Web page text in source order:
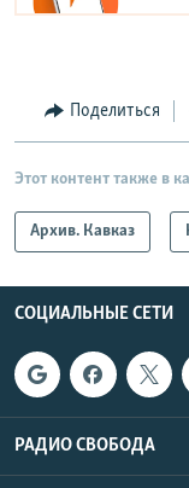
Поделиться
Этот контент также в
Архив. Кавказ
СОЦИАЛЬНЫЕ СЕТИ
РАДИО СВОБОДА